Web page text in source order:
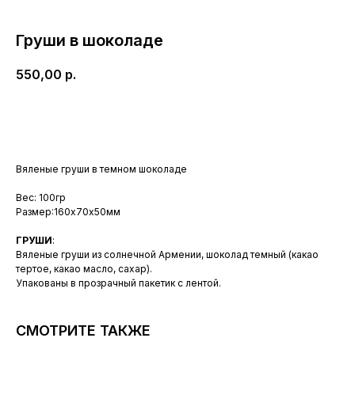
Груши в шоколаде
550,00 р.
Вяленые груши в темном шоколаде
Вес: 100гр
Размер:160х70х50мм
ГРУШИ:
Вяленые груши из солнечной Армении, шоколад темный (какао
тертое, какао масло, сахар).
Упакованы в прозрачный пакетик с лентой.
СМОТРИТЕ ТАКЖЕ